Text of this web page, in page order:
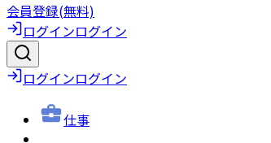
会員登録(無料)
ログインログイン
ログインログイン
仕事